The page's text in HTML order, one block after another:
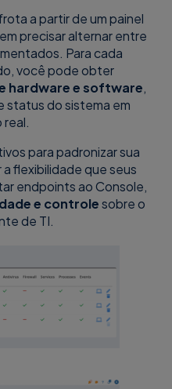
a partir de um painel
precisar alternar entre
Para cada
você pode obter
hardware e software,
status do sistema em
real.
para padronizar sua
flexibilidade que seus
endpoints ao Console,
e controlesobre o
de TI.